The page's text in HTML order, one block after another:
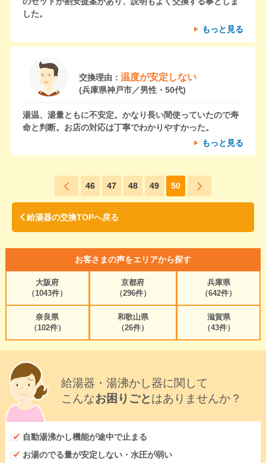
した。
もっと見る
交換理由： 温度が安定しない
(兵庫県神戸市／男性・50代)
湯温、湯量ともに不安定。かなり長い間使っていたので寿
命と判断。お店の対応は丁寧でわかりやすかった。
もっと見る
46 47 48 49 50
給湯器の交換TOPへ戻る
お客さまの声をエリアから探す
大阪府
（1043件）
京都府
（296件）
兵庫県
（642件）
奈良県
（102件）
和歌山県
（26件）
滋賀県
（43件）
給湯器・湯沸かし器に関して
こんなお困りごとはありませんか？
自動湯沸かし機能が途中で止まる
お湯のでる量が安定しない・水圧が弱い